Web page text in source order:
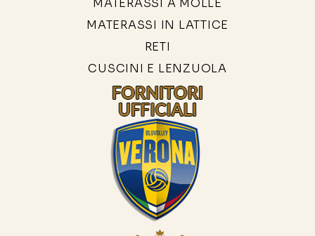
MATERASSI A MOLLE
MATERASSI IN LATTICE
RETI
CUSCINI E LENZUOLA